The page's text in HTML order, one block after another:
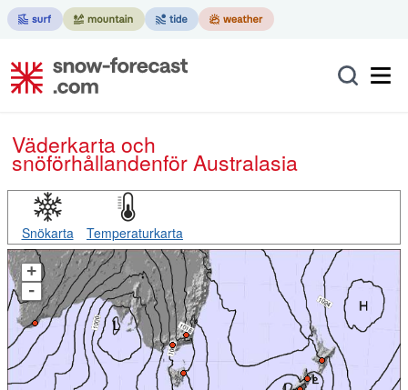
Väderkarta och
snöförhållandenför Australasia
Snökarta Temperaturkarta
+
-